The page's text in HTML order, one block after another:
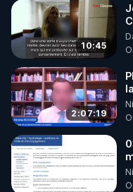
http://rgnr.li/news
🌱 VIDÉOS NON
Toutes les vidéos
http://rgnr.li/odysee
🌱 LES STAGES EN
http://rgnr.li/stages
10:45
2:07:19